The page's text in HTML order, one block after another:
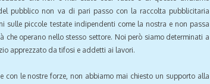
pubblico non va di pari passo con la raccolta pubblicitaria
sulle piccole testate indipendenti come la nostra e non passa
operano nello stesso settore. Noi però siamo determinati a
apprezzato da tifosi e addetti ai lavori.
con le nostre forze, non abbiamo mai chiesto un supporto alla